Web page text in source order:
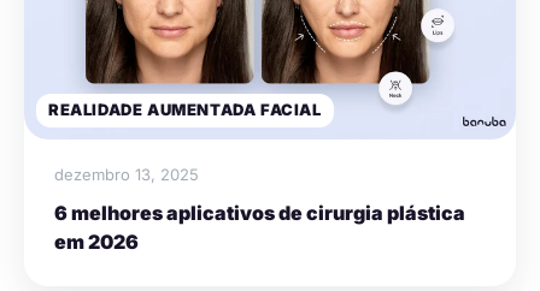
REALIDADE AUMENTADA FACIAL
dezembro 13, 2025
6 melhores aplicativos de cirurgia plástica
em 2026